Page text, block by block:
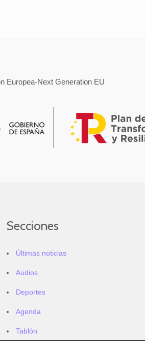
Europea-Next Generation EU
Secciones
Últimas noticias
Audios
Deportes
Agenda
Tablón